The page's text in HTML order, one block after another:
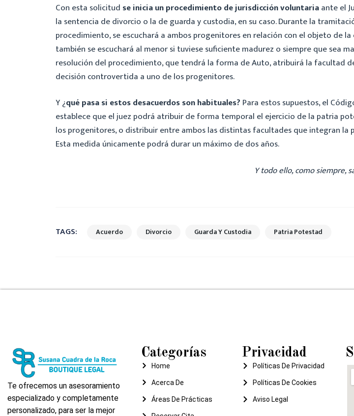
Con esta solicitud se inicia un procedimiento de jurisdicción voluntariaante el
la sentencia de divorcio o la de guarda y custodia, en su caso. Durante la
procedimiento, se escuchará a ambos progenitores en relación con el objeto de
también se escuchará al menor si tuviese suficiente madurez o siempre que sea
resolución del procedimiento, que tendrá la forma de Auto, atribuirá la facultad
decisión controvertida a uno de los progenitores.
Y ¿qué pasa si estos desacuerdos son habituales? Para estos supuestos, el
establece que el juez podrá atribuir de forma temporal el ejercicio de la patria
los progenitores, o distribuir entre ambos las distintas facultades que integran la
Esta medida únicamente podrá durar un máximo de dos años.
Y todo ello, como siempre,
TAGS: Acuerdo Divorcio Guarda Y Custodia Patria Potestad
Te ofrecemos un asesoramiento
especializado y completamente
personalizado, para ser la mejor
Categorías
Home
Acerca De
Áreas De Prácticas
Privacidad
Políticas De Privacidad
Políticas De Cookies
Aviso Legal